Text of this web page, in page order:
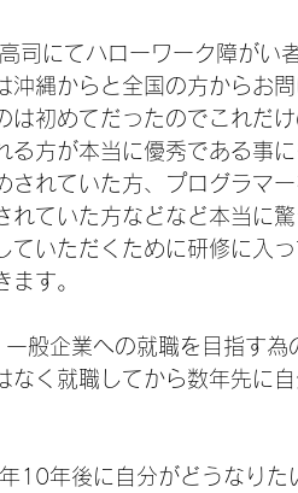
司にてハローワーク障がい
縄からと全国の方からお
初めてだったのでこれだ
方が本当に優秀である事に
れていた方、プログラマ
ていた方などなど本当に驚
いただくために研修に入
す。
般企業への就職を目指す為
く就職してから数年先に
10年後に自分がどうなりた